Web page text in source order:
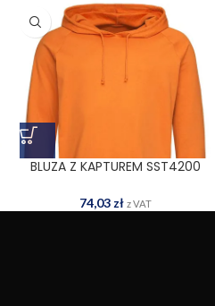
BLUZA Z KAPTUREM SST4200
74,03 zł z VAT